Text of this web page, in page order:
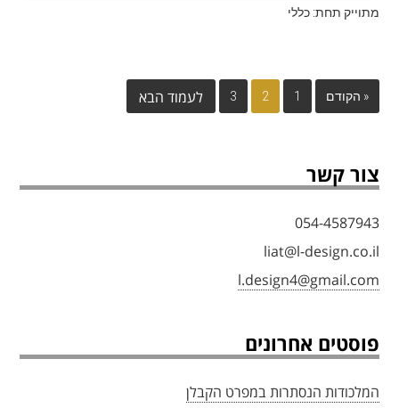
מתוייק תחת: כללי
« הקודם 1
2
3
צור קשר
054-4587943
liat@l-design.co.il
l.design4@gmail.com
פוסטים אחרונים
המלכודות הנסתרות במפרט הקבלן